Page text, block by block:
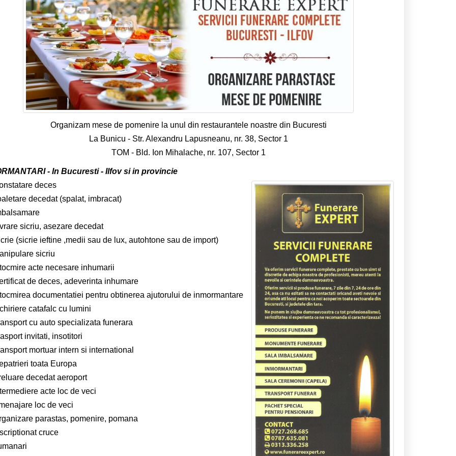
Organizam mese de pomenire la unul din restaurantele noastre din Bucuresti
La Bunicu - Str. Alexandru Lapusneanu, nr. 38, Sector 1
TOM - Bld. Ion Mihalache, nr. 107, Sector 1
- In Bucuresti - Ilfov si in provincie
deces
decedat (spalat, imbracat)
sicriu, asezare decedat
(sicrie ieftine ,medii sau de lux, autohtone sau de import)
sicriu
acte necesare inhumarii
de deces, adeverinta inhumare
documentatiei pentru obtinerea ajutorului de inmormantare
catafalc cu lumini
cu auto specializata funerara
invitati, insotitori
mortuar intern si international
toata Europa
decedat aeroport
acte loc de veci
loc de veci
parastas, pomenire, pomana
cruce